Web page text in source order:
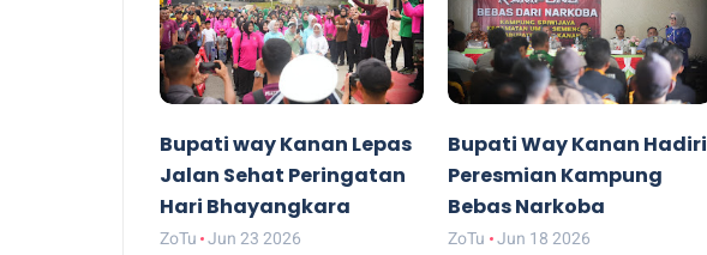
Bupati way Kanan Lepas
Jalan Sehat Peringatan
Hari Bhayangkara
ZoTu Jun 23 2026
Bupati Way Kanan Hadiri
Peresmian Kampung
Bebas Narkoba
ZoTu Jun 18 2026